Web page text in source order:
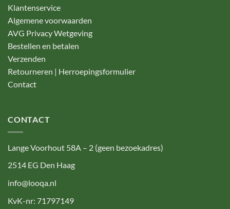
Klantenservice
Algemene voorwaarden
AVG Privacy Wetgeving
Bestellen en betalen
Verzenden
Retourneren | Herroepingsformulier
Contact
CONTACT
Lange Voorhout 58A – 2 (geen bezoekadres)
2514 EG Den Haag
info@looqa.nl
KvK-nr: 71797149